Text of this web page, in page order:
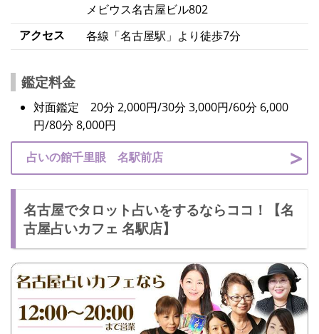
メビウス名古屋ビル802
アクセス
各線「名古屋駅」より徒歩7分
鑑定料金
対面鑑定 20分 2,000円/30分 3,000円/60分 6,000
円/80分 8,000円
占いの館千里眼 名駅前店
名古屋でタロット占いをするならココ！【名
古屋占いカフェ 名駅店】